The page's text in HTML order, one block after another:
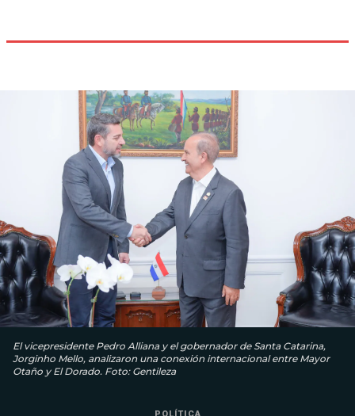
El vicepresidente Pedro Alliana y el gobernador de Santa Catarina,
Jorginho Mello, analizaron una conexión internacional entre Mayor
Otaño y El Dorado. Foto: Gentileza
POLÍTICA